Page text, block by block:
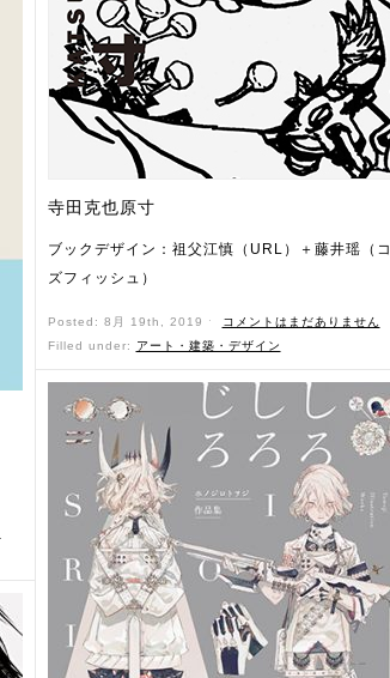
寺田克也原寸
ブックデザイン：祖父江慎（URL）＋藤井瑶（コ
ズフィッシュ）
Posted: 8月 19th, 2019 ˑ
コメントはまだありません
Filled under:
アート・建築・デザイン